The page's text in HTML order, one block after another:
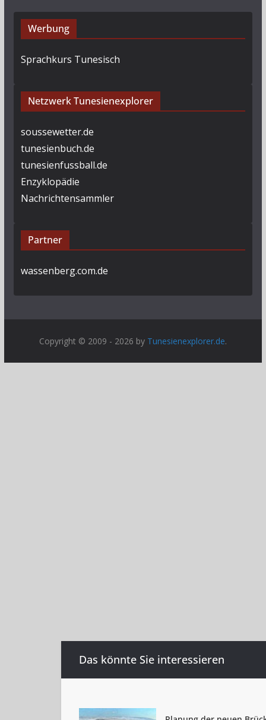
Werbung
Sprachkurs Tunesisch
Netzwerk Tunesienexplorer
soussewetter.de
tunesienbuch.de
tunesienfussball.de
Enzyklopädie
Nachrichtensammler
Partner
wassenberg.com.de
Copyright © 2009 - 2026 by Tunesienexplorer.de.
Das könnte Sie interessieren